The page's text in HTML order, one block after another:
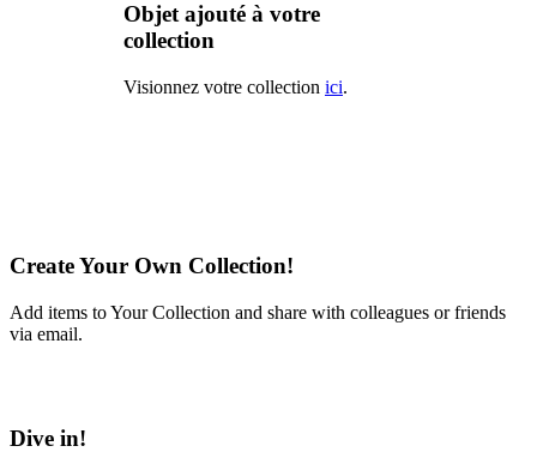
Objet ajouté à votre
collection
Visionnez votre collection ici.
Create Your Own Collection!
Add items to Your Collection and share with colleagues or friends
via email.
Dive in!